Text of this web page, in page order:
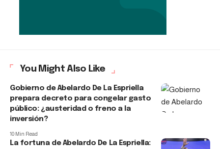
You Might Also Like
Gobierno de Abelardo De La Espriella
prepara decreto para congelar gasto
público: ¿austeridad o freno a la
inversión?
10 Min Read
La fortuna de Abelardo De La Espriella: